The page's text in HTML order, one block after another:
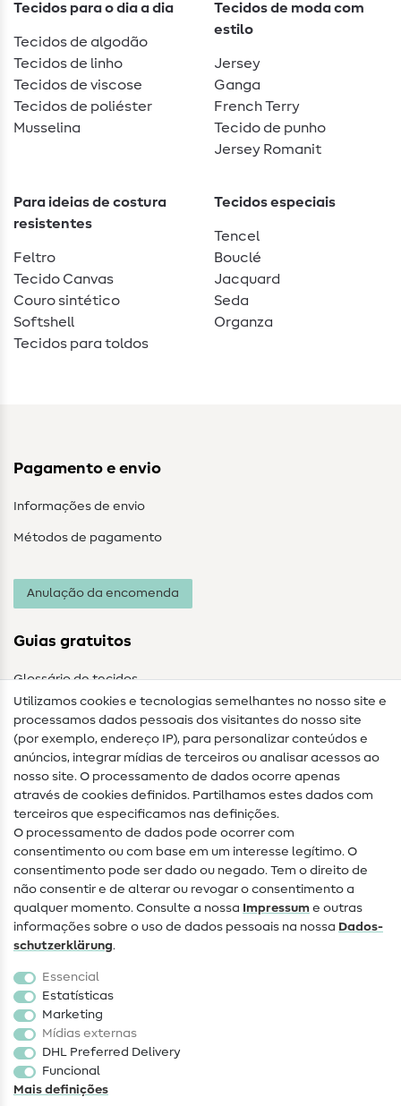
Tecidos para o dia a dia
Tecidos de algodão
Tecidos de linho
Tecidos de viscose
Tecidos de poliéster
Musselina
Tecidos de moda com
estilo
Jersey
Ganga
French Terry
Tecido de punho
Jersey Romanit
Para ideias de costura
resistentes
Feltro
Tecido Canvas
Couro sintético
Softshell
Tecidos para toldos
Tecidos especiais
Tencel
Bouclé
Jacquard
Seda
Organza
Pagamento e envio
Informações de envio
Métodos de pagamento
Anulação da encomenda
Guias gratuitos
Glossário de tecidos
Guias de costura
Ajuda e contacto
Contacto
Mudança de proprietário
Perguntas frequentes (FAQ)
Direito de cancelamento
Popular
Tecidos
Acessórios de costura
Promoção
Utilizamos cookies e tecnologias semelhantes no nosso site e
processamos dados pessoais dos visitantes do nosso site
(por exemplo, endereço IP), para personalizar conteúdos e
anúncios, integrar mídias de terceiros ou analisar acessos ao
nosso site. O processamento de dados ocorre apenas
através de cookies definidos. Partilhamos estes dados com
terceiros que especificamos nas definições.
O processamento de dados pode ocorrer com
consentimento ou com base em um interesse legítimo. O
consentimento pode ser dado ou negado. Tem o direito de
não consentir e de alterar ou revogar o consentimento a
qualquer momento. Consulte a nossa Impressum e outras
informações sobre o uso de dados pessoais na nossa Dados­
schutz­erklärung.
Essencial
Estatísticas
Marketing
Mídias externas
DHL Preferred Delivery
Funcional
Mais definições